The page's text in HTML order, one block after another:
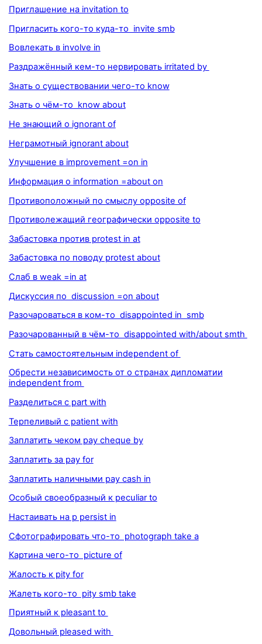
Приглашение на invitation to
Пригласить кого-то куда-то invite smb
Вовлекать в involve in
Раздражённый кем-то нервировать irritated by
Знать о существовании чего-то know
Знать о чём-то know about
Не знающий о ignorant of
Неграмотный ignorant about
Улучшение в improvement =on in
Информация о information =about on
Противоположный по смыслу opposite of
Противолежащий географически opposite to
Забастовка против protest in at
Забастовка по поводу protest about
Слаб в weak =in at
Дискуссия по discussion =on about
Разочароваться в ком-то disappointed in smb
Разочарованный в чём-то disappointed with/about smth
Стать самостоятельным independent of
Обрести независимость от о странах дипломатии
independent from
Разделиться с part with
Терпеливый с patient with
Заплатить чеком pay cheque by
Заплатить за pay for
Заплатить наличными pay cash in
Особый своеобразный к peculiar to
Настаивать на p persist in
Сфотографировать что-то photograph take a
Картина чего-то picture of
Жалость к pity for
Жалеть кого-то pity smb take
Приятный к pleasant to
Довольный pleased with